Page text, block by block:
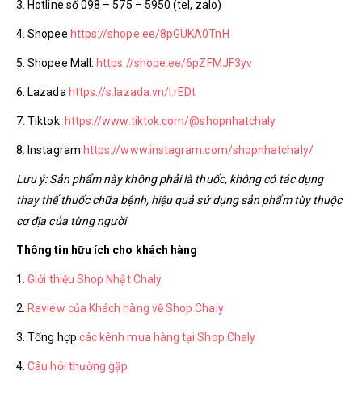
3. Hotline số 098 – 575 – 5950 (tel, zalo)
4. Shopee https://shope.ee/8pGUKA0TnH
5. Shopee Mall: https://shope.ee/6pZFMJF3yv
6. Lazada https://s.lazada.vn/l.rEDt
7. Tiktok: https://www.tiktok.com/@shopnhatchaly
8. Instagram https://www.instagram.com/shopnhatchaly/
Lưu ý: Sản phẩm này không phải là thuốc, không có tác dụng
thay thế thuốc chữa bệnh, hiệu quả sử dụng sản phẩm tùy thuộc
cơ địa của từng người
Thông tin hữu ích cho khách hàng
1.Giới thiệu Shop Nhật Chaly
2. Review của Khách hàng về Shop Chaly
3. Tổng hợp các kênh mua hàng tại Shop Chaly
4.Câu hỏi thường gặp